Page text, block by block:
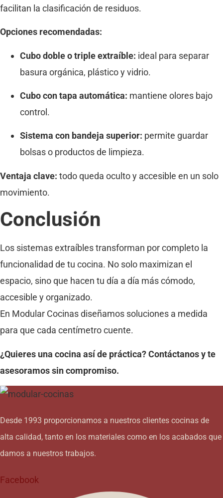
facilitan la clasificación de residuos.
Opciones recomendadas:
Cubo doble o triple extraíble: ideal para separar
basura orgánica, plástico y vidrio.
Cubo con tapa automática: mantiene olores bajo
control.
Sistema con bandeja superior: permite guardar
bolsas o productos de limpieza.
Ventaja clave: todo queda oculto y accesible en un solo
movimiento.
Conclusión
Los sistemas extraíbles transforman por completo la
funcionalidad de tu cocina. No solo maximizan el
espacio, sino que hacen tu día a día más cómodo,
accesible y organizado.
En Modular Cocinas diseñamos soluciones a medida
para que cada centímetro cuente.
¿Quieres una cocina así de práctica? Contáctanos y te
asesoramos sin compromiso.
Desde 1993 proporcionamos a nuestros clientes cocinas de
alta calidad, tanto en los materiales como en los acabados que
damos a nuestros trabajos.
Facebook